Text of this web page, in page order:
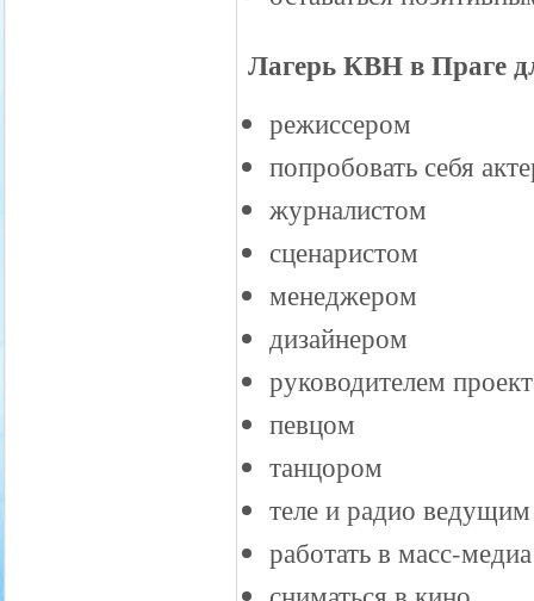
Лагерь КВН в Праге
режиссером
попробовать себя
журналистом
сценаристом
менеджером
дизайнером
руководителем
певцом
танцором
теле и радио ведущим
работать в масс-медиа